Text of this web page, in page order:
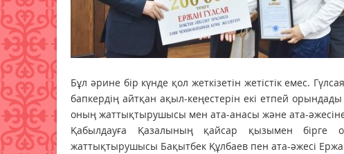
Бұл әрине бір күнде қол жеткізетін жетістік емес.
бапкердің айтқан ақыл-кеңестерін екі етпей
оның жаттықтырушысы мен ата-анасы және ата-
Қабылдауға Қазалының қайсар қызымен бірге
жаттықтырушысы Бақытбек Құлбаев пен ата-әжесі